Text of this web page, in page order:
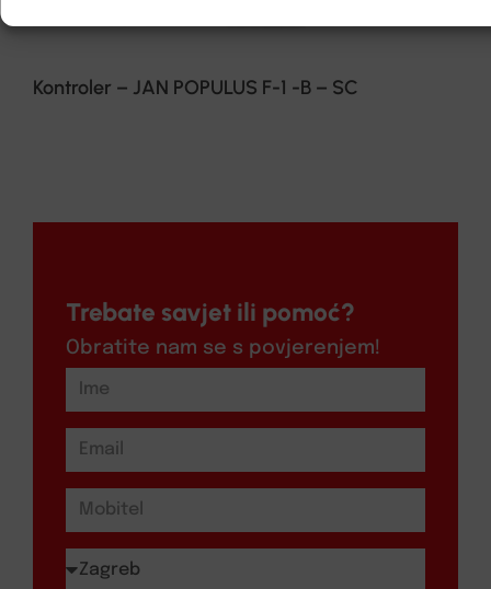
Kontroler – JAN POPULUS F-1 -B – SC
Trebate savjet ili pomoć?
Obratite nam se s povjerenjem!